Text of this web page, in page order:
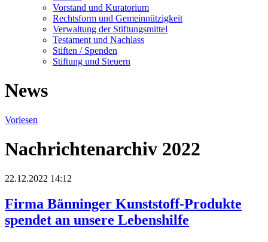
Vorstand und Kuratorium
Rechtsform und Gemeinnützigkeit
Verwaltung der Stiftungsmittel
Testament und Nachlass
Stiften / Spenden
Stiftung und Steuern
News
Vorlesen
Nachrichtenarchiv 2022
22.12.2022 14:12
Firma Bänninger Kunststoff-Produkte
spendet an unsere Lebenshilfe